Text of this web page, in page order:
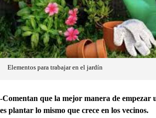
Elementos para trabajar en el jardín
-Comentan que la mejor manera de empezar
es plantar lo mismo que crece en los vecinos.